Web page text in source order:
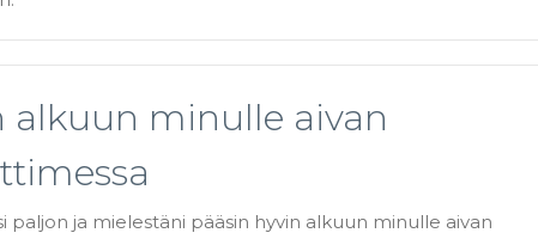
alkuun minulle aivan
paljon ja mielestäni pääsin hyvin alkuun minulle aivan